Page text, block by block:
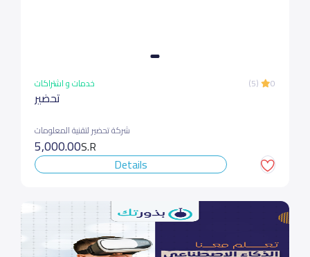
خدمات و اشتراكات (5) 0
تحضير
شركة تحضير لتقنية المعلومات
5,000.00S.R
Details